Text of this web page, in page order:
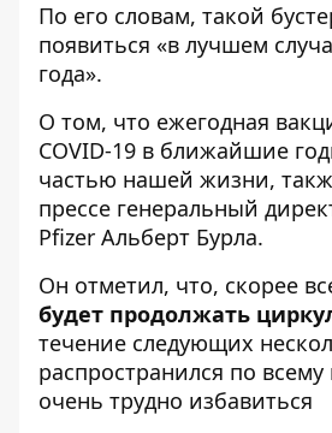
По его словам, такой
появиться «в лучшем
года».
О том, что ежегодная
COVID-19 в ближайшие
частью нашей жизни,
прессе генеральный
Pfizer Альберт Бурла.
Он отметил, что, скорее
будет продолжать
течение следующих
распространился по
очень трудно избавиться